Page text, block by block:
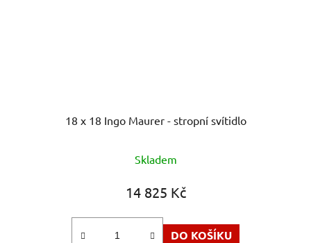
18 x 18 Ingo Maurer - stropní svítidlo
Skladem
14 825 Kč
DO KOŠÍKU